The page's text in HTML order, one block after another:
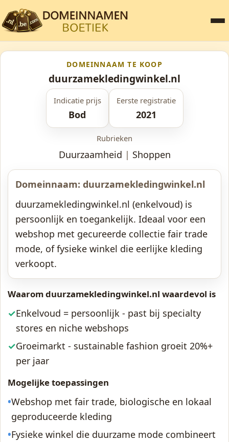
DOMEINNAAM TE KOOP
duurzamekledingwinkel.nl
Indicatie prijs
Bod
Eerste registratie
2021
Rubrieken
Duurzaamheid | Shoppen
Domeinnaam: duurzamekledingwinkel.nl
duurzamekledingwinkel.nl (enkelvoud) is
persoonlijk en toegankelijk. Ideaal voor een
webshop met gecureerde collectie fair trade
mode, of fysieke winkel die eerlijke kleding
verkoopt.
Waarom duurzamekledingwinkel.nl waardevol is
✓Enkelvoud = persoonlijk - past bij specialty
stores en niche webshops
✓Groeimarkt - sustainable fashion groeit 20%+
per jaar
Mogelijke toepassingen
•Webshop met fair trade, biologische en lokaal
geproduceerde kleding
•Fysieke winkel die duurzame mode combineert